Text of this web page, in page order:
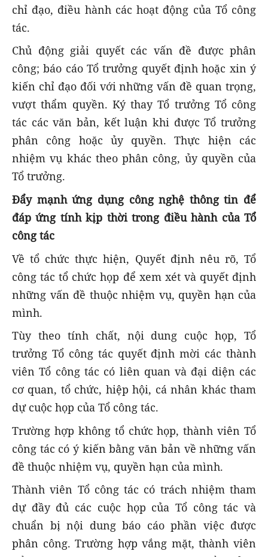
chỉ đạo, điều hành các hoạt động của Tổ công
tác.
Chủ động giải quyết các vấn đề được phân
công; báo cáo Tổ trưởng quyết định hoặc xin ý
kiến chỉ đạo đối với những vấn đề quan trọng,
vượt thẩm quyền. Ký thay Tổ trưởng Tổ công
tác các văn bản, kết luận khi được Tổ trưởng
phân công hoặc ủy quyền. Thực hiện các
nhiệm vụ khác theo phân công, ủy quyền của
Tổ trưởng.
Đẩy mạnh ứng dụng công nghệ thông tin để
đáp ứng tính kịp thời trong điều hành của Tổ
công tác
Về tổ chức thực hiện, Quyết định nêu rõ, Tổ
công tác tổ chức họp để xem xét và quyết định
những vấn đề thuộc nhiệm vụ, quyền hạn của
mình.
Tùy theo tính chất, nội dung cuộc họp, Tổ
trưởng Tổ công tác quyết định mời các thành
viên Tổ công tác có liên quan và đại diện các
cơ quan, tổ chức, hiệp hội, cá nhân khác tham
dự cuộc họp của Tổ công tác.
Trường hợp không tổ chức họp, thành viên Tổ
công tác có ý kiến bằng văn bản về những vấn
đề thuộc nhiệm vụ, quyền hạn của mình.
Thành viên Tổ công tác có trách nhiệm tham
dự đầy đủ các cuộc họp của Tổ công tác và
chuẩn bị nội dung báo cáo phần việc được
phân công. Trường hợp vắng mặt, thành viên